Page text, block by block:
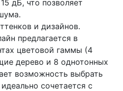
дБ, что позволяет
и дизайнов.
предлагается в
цветовой гаммы (4
дерево и 8 однотонных
возможность выбрать
сочетается с